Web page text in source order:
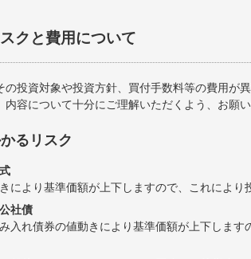
クと費用について
の投資対象や投資方針、買付手数料等の費用が
容について十分にご理解いただくよう、お願い
るリスク
により基準価額が上下しますので、これにより
社債
入れ債券の値動きにより基準価額が上下しま